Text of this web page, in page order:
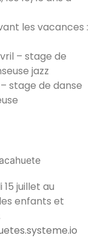
les vacances :
– stage de
jazz
stage de danse
juillet au
enfants et